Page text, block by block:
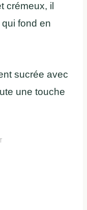
crémeux, il
fond en
sucrée avec
une touche